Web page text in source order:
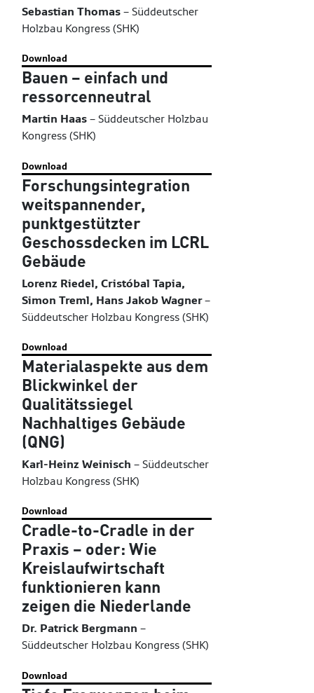
Sebastian Thomas–Süddeutscher
Holzbau Kongress (SHK)
Download
Bauen – einfach und
ressorcenneutral
Martin Haas–Süddeutscher Holzbau
Kongress (SHK)
Download
Forschungsintegration
weitspannender,
punktgestützter
Geschossdecken im LCRL
Gebäude
Lorenz Riedel, Cristóbal Tapia,
Simon Treml, Hans Jakob Wagner–
Süddeutscher Holzbau Kongress (SHK)
Download
Materialaspekte aus dem
Blickwinkel der
Qualitätssiegel
Nachhaltiges Gebäude
(QNG)
Karl-Heinz Weinisch –Süddeutscher
Holzbau Kongress (SHK)
Download
Cradle-to-Cradle in der
Praxis – oder: Wie
Kreislaufwirtschaft
funktionieren kann
zeigen die Niederlande
Dr. Patrick Bergmann –
Süddeutscher Holzbau Kongress (SHK)
Download